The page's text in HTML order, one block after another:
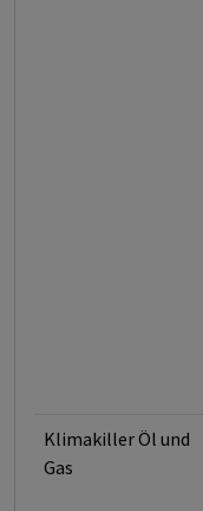
Klimakiller Öl und
Gas